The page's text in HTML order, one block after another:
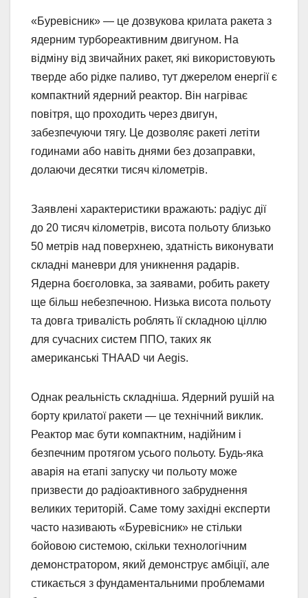
«Буревісник» — це дозвукова крилата ракета з
ядерним турбореактивним двигуном. На
відміну від звичайних ракет, які використовують
тверде або рідке паливо, тут джерелом енергії є
компактний ядерний реактор. Він нагріває
повітря, що проходить через двигун,
забезпечуючи тягу. Це дозволяє ракеті летіти
годинами або навіть днями без дозаправки,
долаючи десятки тисяч кілометрів.
Заявлені характеристики вражають: радіус дії
до 20 тисяч кілометрів, висота польоту близько
50 метрів над поверхнею, здатність виконувати
складні маневри для уникнення радарів.
Ядерна боєголовка, за заявами, робить ракету
ще більш небезпечною. Низька висота польоту
та довга тривалість роблять її складною ціллю
для сучасних систем ППО, таких як
американські THAAD чи Aegis.
Однак реальність складніша. Ядерний рушій на
борту крилатої ракети — це технічний виклик.
Реактор має бути компактним, надійним і
безпечним протягом усього польоту. Будь-яка
аварія на етапі запуску чи польоту може
призвести до радіоактивного забруднення
великих територій. Саме тому західні експерти
часто називають «Буревісник» не стільки
бойовою системою, скільки технологічним
демонстратором, який демонструє амбіції, але
стикається з фундаментальними проблемами